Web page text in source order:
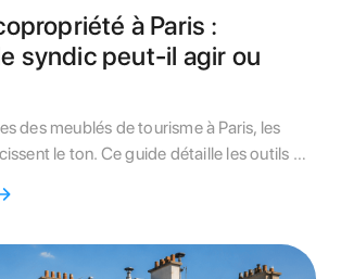
à Paris :
syndic peut-il agir ou
des meublés de tourisme à Paris, les
le ton. Ce guide détaille les outils du